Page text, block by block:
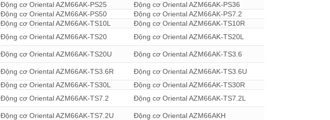
Động cơ Oriental AZM66AK-PS25
Động cơ Oriental AZM66AK-PS36
Động cơ Oriental AZM66AK-PS50
Động cơ Oriental AZM66AK-PS7.2
Động cơ Oriental AZM66AK-TS10L
Động cơ Oriental AZM66AK-TS10R
Động cơ Oriental AZM66AK-TS20
Động cơ Oriental AZM66AK-TS20L
Động cơ Oriental AZM66AK-TS20U
Động cơ Oriental AZM66AK-TS3.6
Động cơ Oriental AZM66AK-TS3.6R
Động cơ Oriental AZM66AK-TS3.6U
Động cơ Oriental AZM66AK-TS30L
Động cơ Oriental AZM66AK-TS30R
Động cơ Oriental AZM66AK-TS7.2
Động cơ Oriental AZM66AK-TS7.2L
Động cơ Oriental AZM66AK-TS7.2U
Động cơ Oriental AZM66AKH